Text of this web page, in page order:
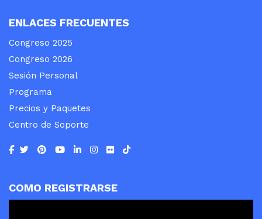
ENLACES FRECUENTES
Congreso 2025
Congreso 2026
Sesión Personal
Programa
Precios y Paquetes
Centro de Soporte
COMO REGISTRARSE